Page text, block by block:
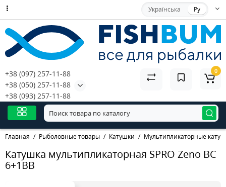
Українська Ру
+38 (097) 257-11-88
+38 (050) 257-11-88
+38 (093) 257-11-88
0
Главная Рыболовные товары Катушки Мультипликаторные
Катушка мультипликаторная SPRO Zeno BC
6+1BB